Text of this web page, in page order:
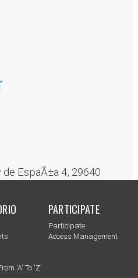
EspaÃ±a 4, 29640
'a' To 'z'
PARTICIPATE
Participate
Access Management